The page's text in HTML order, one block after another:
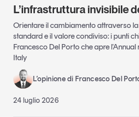
L’infrastruttura invisibile
Orientare il cambiamento attraverso
standard e il valore condiviso: i punti
Francesco Del Porto che apre l'Annual
Italy
L’opinione di Francesco Del
24 luglio 2026